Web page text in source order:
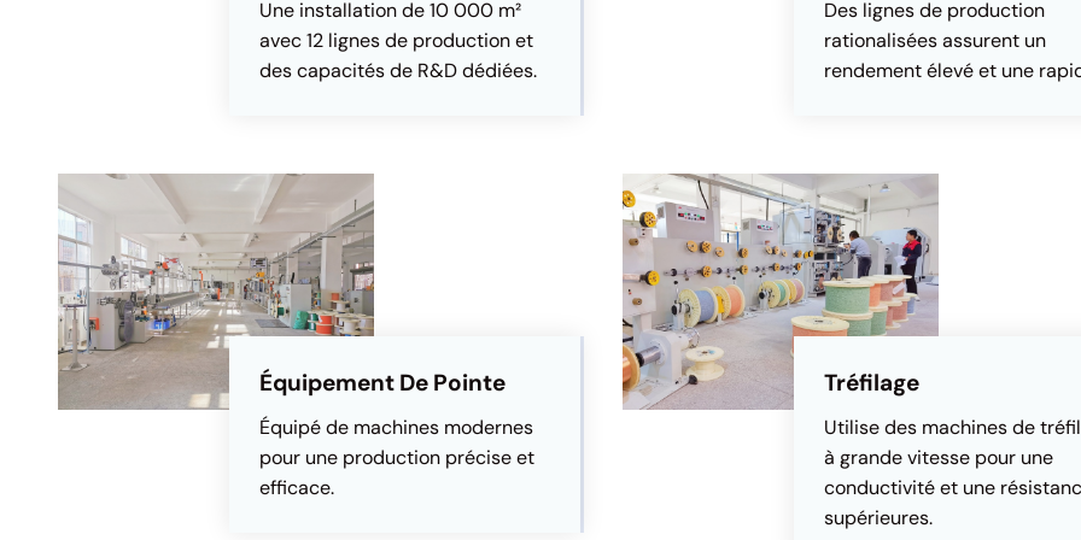
Une installation de 10 000 m²
avec 12 lignes de production et
des capacités de R&D dédiées.
Des lignes de production
rationalisées assurent un
rendement élevé et une
Équipement De Pointe
Équipé de machines modernes
pour une production précise et
efficace.
Tréfilage
Utilise des machines de
à grande vitesse pour une
conductivité et une
supérieures.